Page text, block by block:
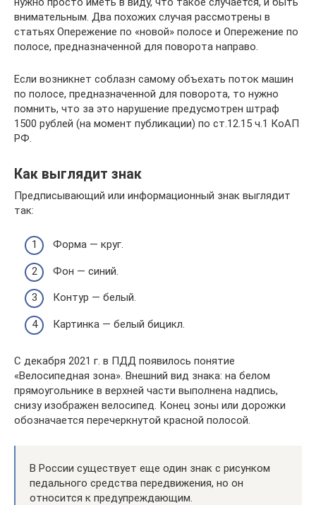
внимательным. Два похожих случая рассмотрены в
статьях Опережение по «новой» полосе и Опережение по
полосе, предназначенной для поворота направо.
Если возникнет соблазн самому объехать поток машин
по полосе, предназначенной для поворота, то нужно
помнить, что за это нарушение предусмотрен штраф
1500 рублей (на момент публикации) по ст.12.15 ч.1 КоАП
РФ.
Как выглядит знак
Предписывающий или информационный знак выглядит
так:
Форма — круг.
Фон — синий.
Контур — белый.
Картинка — белый бицикл.
С декабря 2021 г. в ПДД появилось понятие
«Велосипедная зона». Внешний вид знака: на белом
прямоугольнике в верхней части выполнена надпись,
снизу изображен велосипед. Конец зоны или дорожки
обозначается перечеркнутой красной полосой.
В России существует еще один знак с рисунком
педального средства передвижения, но он
относится к предупреждающим.